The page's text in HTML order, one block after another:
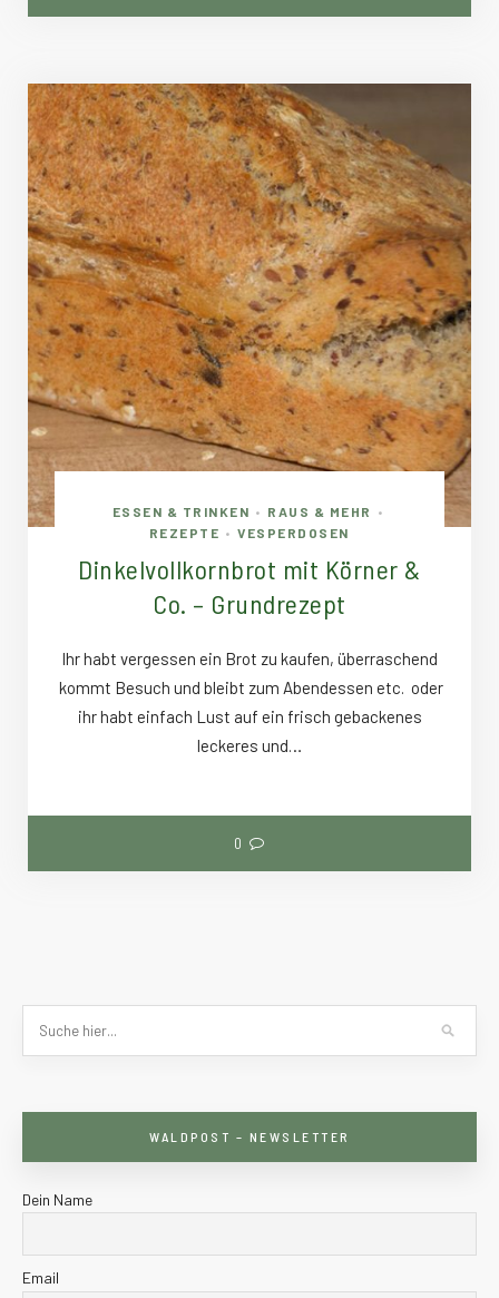
ESSEN & TRINKEN • RAUS & MEHR •
REZEPTE • VESPERDOSEN
Dinkelvollkornbrot mit Körner &
Co. – Grundrezept
Ihr habt vergessen ein Brot zu kaufen, überraschend
kommt Besuch und bleibt zum Abendessen etc. oder
ihr habt einfach Lust auf ein frisch gebackenes
leckeres und…
0
WALDPOST – NEWSLETTER
Dein Name
Email